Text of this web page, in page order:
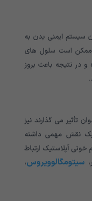
سیستم ایمنی بدن به
است سلول های
و در نتیجه باعث بروز
تأثیر می گذارند نیز
نقش مهمی داشته
آپلاستیک ارتباط
سیتومگالوویروس،